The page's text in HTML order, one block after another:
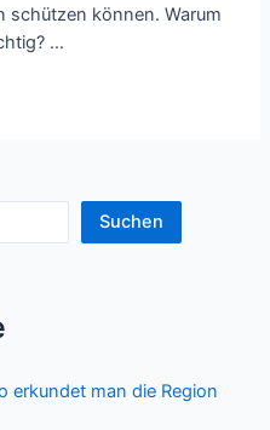
schützen können. Warum
…
Suchen
erkundet man die Region